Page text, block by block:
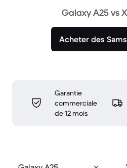
Galaxy A25 vs
Acheter des
Garantie
commerciale
de 12 mois